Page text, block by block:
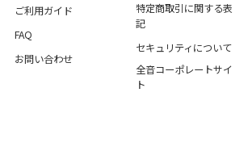
ご利用ガイド
FAQ
お問い合わせ
特定商取引に関する表
記
セキュリティについて
全音コーポレートサイ
ト